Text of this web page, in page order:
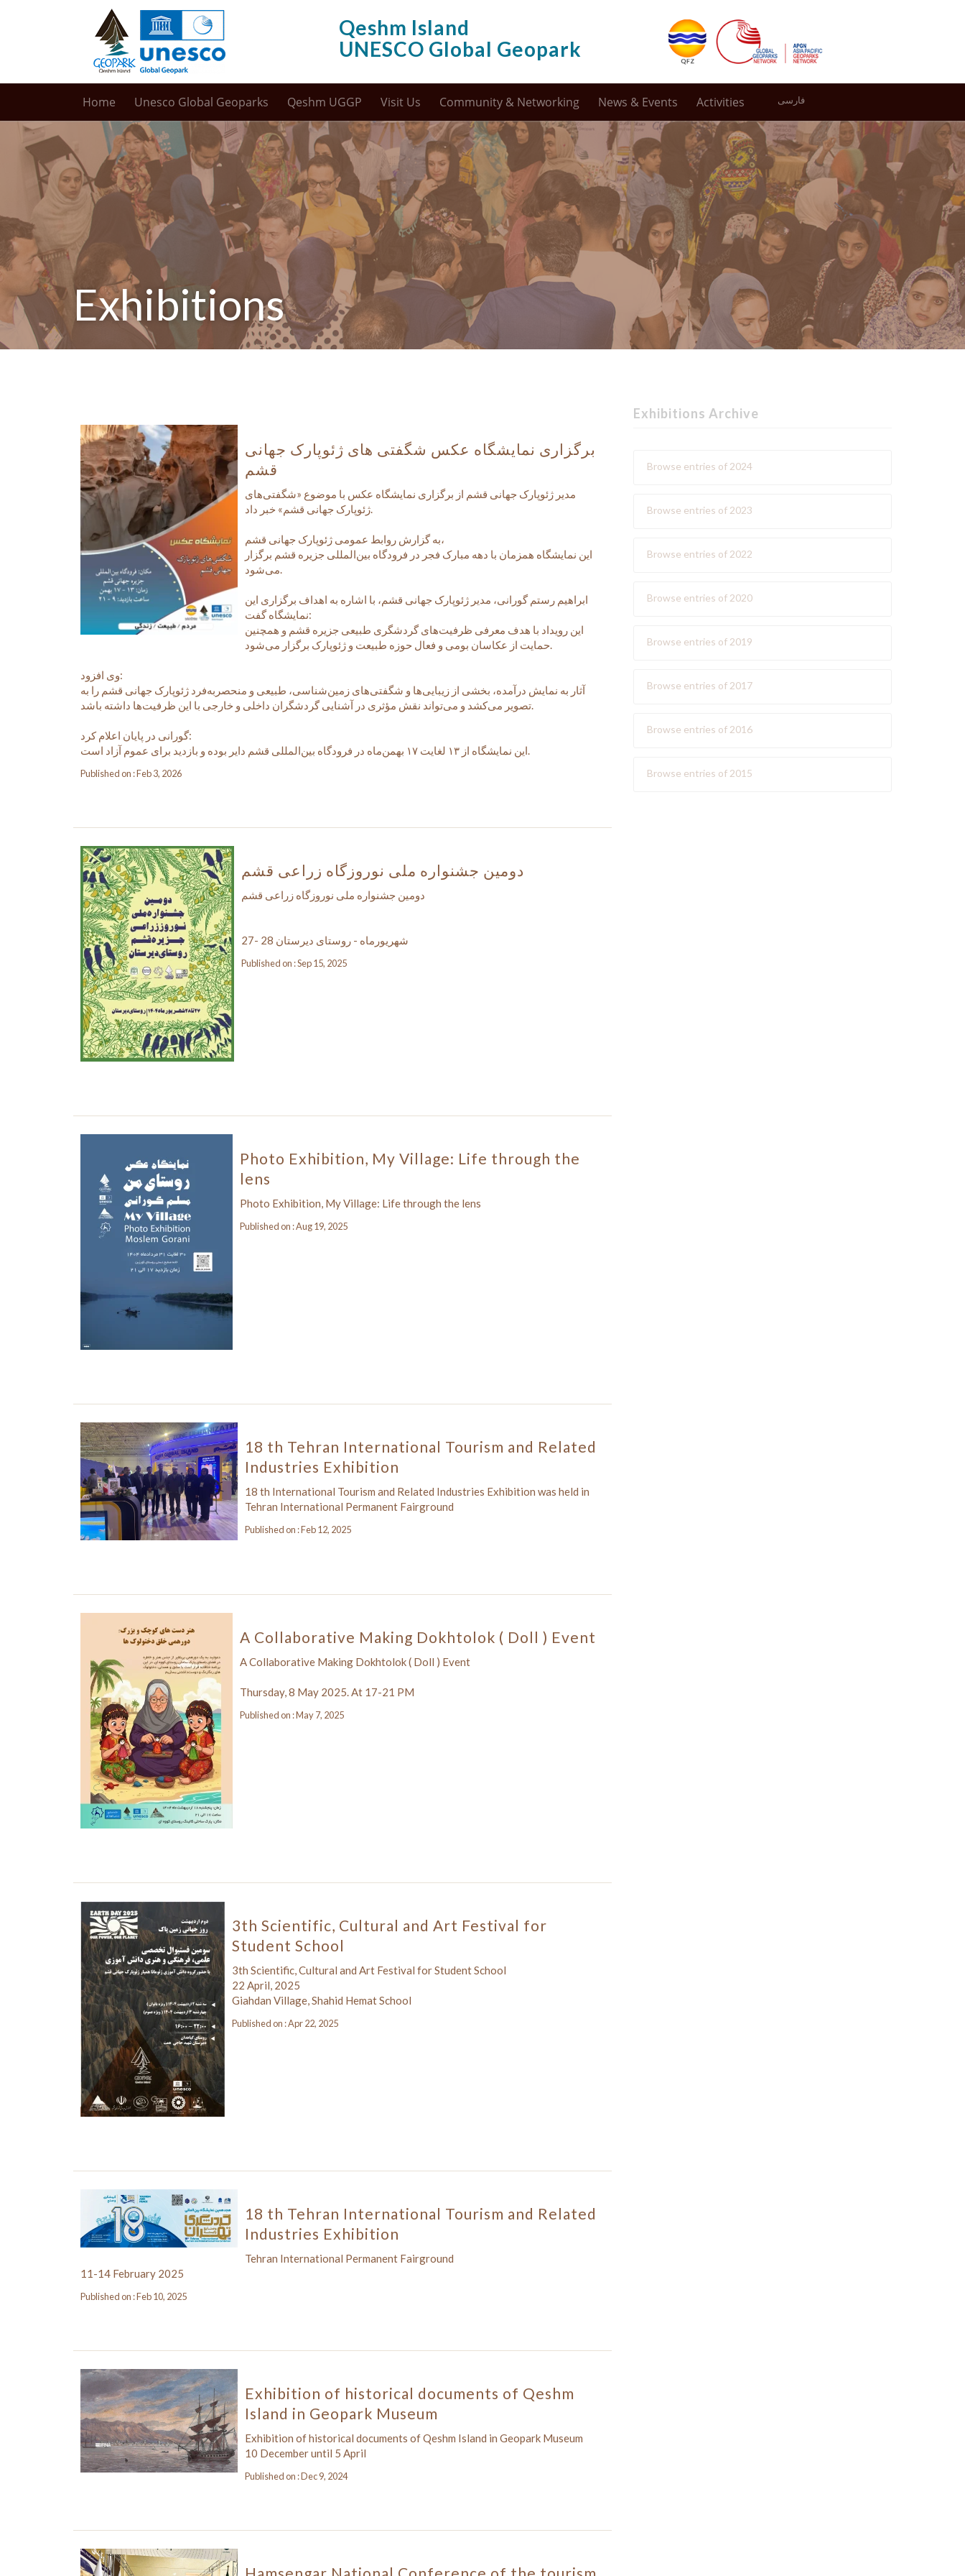
Qeshm Island
UNESCO Global Geopark
Home Unesco Global Geoparks Qeshm UGGP Visit Us Community & Networking News & Events Activities فارسی
Exhibitions
برگزاری نمایشگاه عکس شگفتی های ژئوپارک جهانی
قشم
مدیر ژئوپارک جهانی قشم از برگزاری نمایشگاه عکس با موضوع «شگفتی‌های
ژئوپارک جهانی قشم» خبر داد.
به گزارش روابط عمومی ژئوپارک جهانی قشم،
این نمایشگاه همزمان با دهه مبارک فجر در فرودگاه بین‌المللی جزیره قشم برگزار
می‌شود.
ابراهیم رستم گورانی، مدیر ژئوپارک جهانی قشم، با اشاره به اهداف برگزاری این
نمایشگاه گفت:
این رویداد با هدف معرفی ظرفیت‌های گردشگری طبیعی جزیره قشم و همچنین
حمایت از عکاسان بومی و فعال حوزه طبیعت و ژئوپارک برگزار می‌شود.
وی افزود:
آثار به نمایش درآمده، بخشی از زیبایی‌ها و شگفتی‌های زمین‌شناسی، طبیعی و منحصربه‌فرد ژئوپارک جهانی قشم را به
تصویر می‌کشد و می‌تواند نقش مؤثری در آشنایی گردشگران داخلی و خارجی با این ظرفیت‌ها داشته باشد.
گورانی در پایان اعلام کرد:
این نمایشگاه از ۱۳ لغایت ۱۷ بهمن‌ماه در فرودگاه بین‌المللی قشم دایر بوده و بازدید برای عموم آزاد است.
Published on : Feb 3, 2026
دومین جشنواره ملی نوروزگاه زراعی قشم
دومین جشنواره ملی نوروزگاه زراعی قشم
27- 28 شهریورماه - روستای دیرستان
Published on : Sep 15, 2025
Photo Exhibition, My Village: Life through the
lens
Photo Exhibition, My Village: Life through the lens
Published on : Aug 19, 2025
18 th Tehran International Tourism and Related
Industries Exhibition
18 th International Tourism and Related Industries Exhibition was held in
Tehran International Permanent Fairground
Published on : Feb 12, 2025
A Collaborative Making Dokhtolok ( Doll ) Event
A Collaborative Making Dokhtolok ( Doll ) Event
Thursday, 8 May 2025. At 17-21 PM
Published on : May 7, 2025
3th Scientific, Cultural and Art Festival for
Student School
3th Scientific, Cultural and Art Festival for Student School
22 April, 2025
Giahdan Village, Shahid Hemat School
Published on : Apr 22, 2025
18 th Tehran International Tourism and Related
Industries Exhibition
Tehran International Permanent Fairground
11-14 February 2025
Published on : Feb 10, 2025
Exhibition of historical documents of Qeshm
Island in Geopark Museum
Exhibition of historical documents of Qeshm Island in Geopark Museum
10 December until 5 April
Published on : Dec 9, 2024
Exhibitions Archive
Browse entries of 2024
Browse entries of 2023
Browse entries of 2022
Browse entries of 2020
Browse entries of 2019
Browse entries of 2017
Browse entries of 2016
Browse entries of 2015